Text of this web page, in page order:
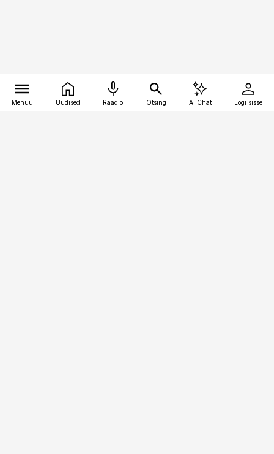
Menüü Uudised Raadio Otsing AI Chat Logi sisse